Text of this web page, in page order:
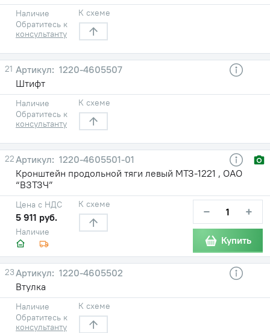
Наличие
Обратитесь к
консультанту
К схеме
21
1220-4605507
Штифт
Наличие
Обратитесь к
консультанту
К схеме
22
1220-4605501-01
Кронштейн продольной тяги левый МТЗ-1221 , ОАО
“ВЗТЗЧ”
Наличие
Цена с НДС
5 911 руб.
К схеме − +
Купить
23
1220-4605502
Втулка
Наличие
Обратитесь к
консультанту
К схеме